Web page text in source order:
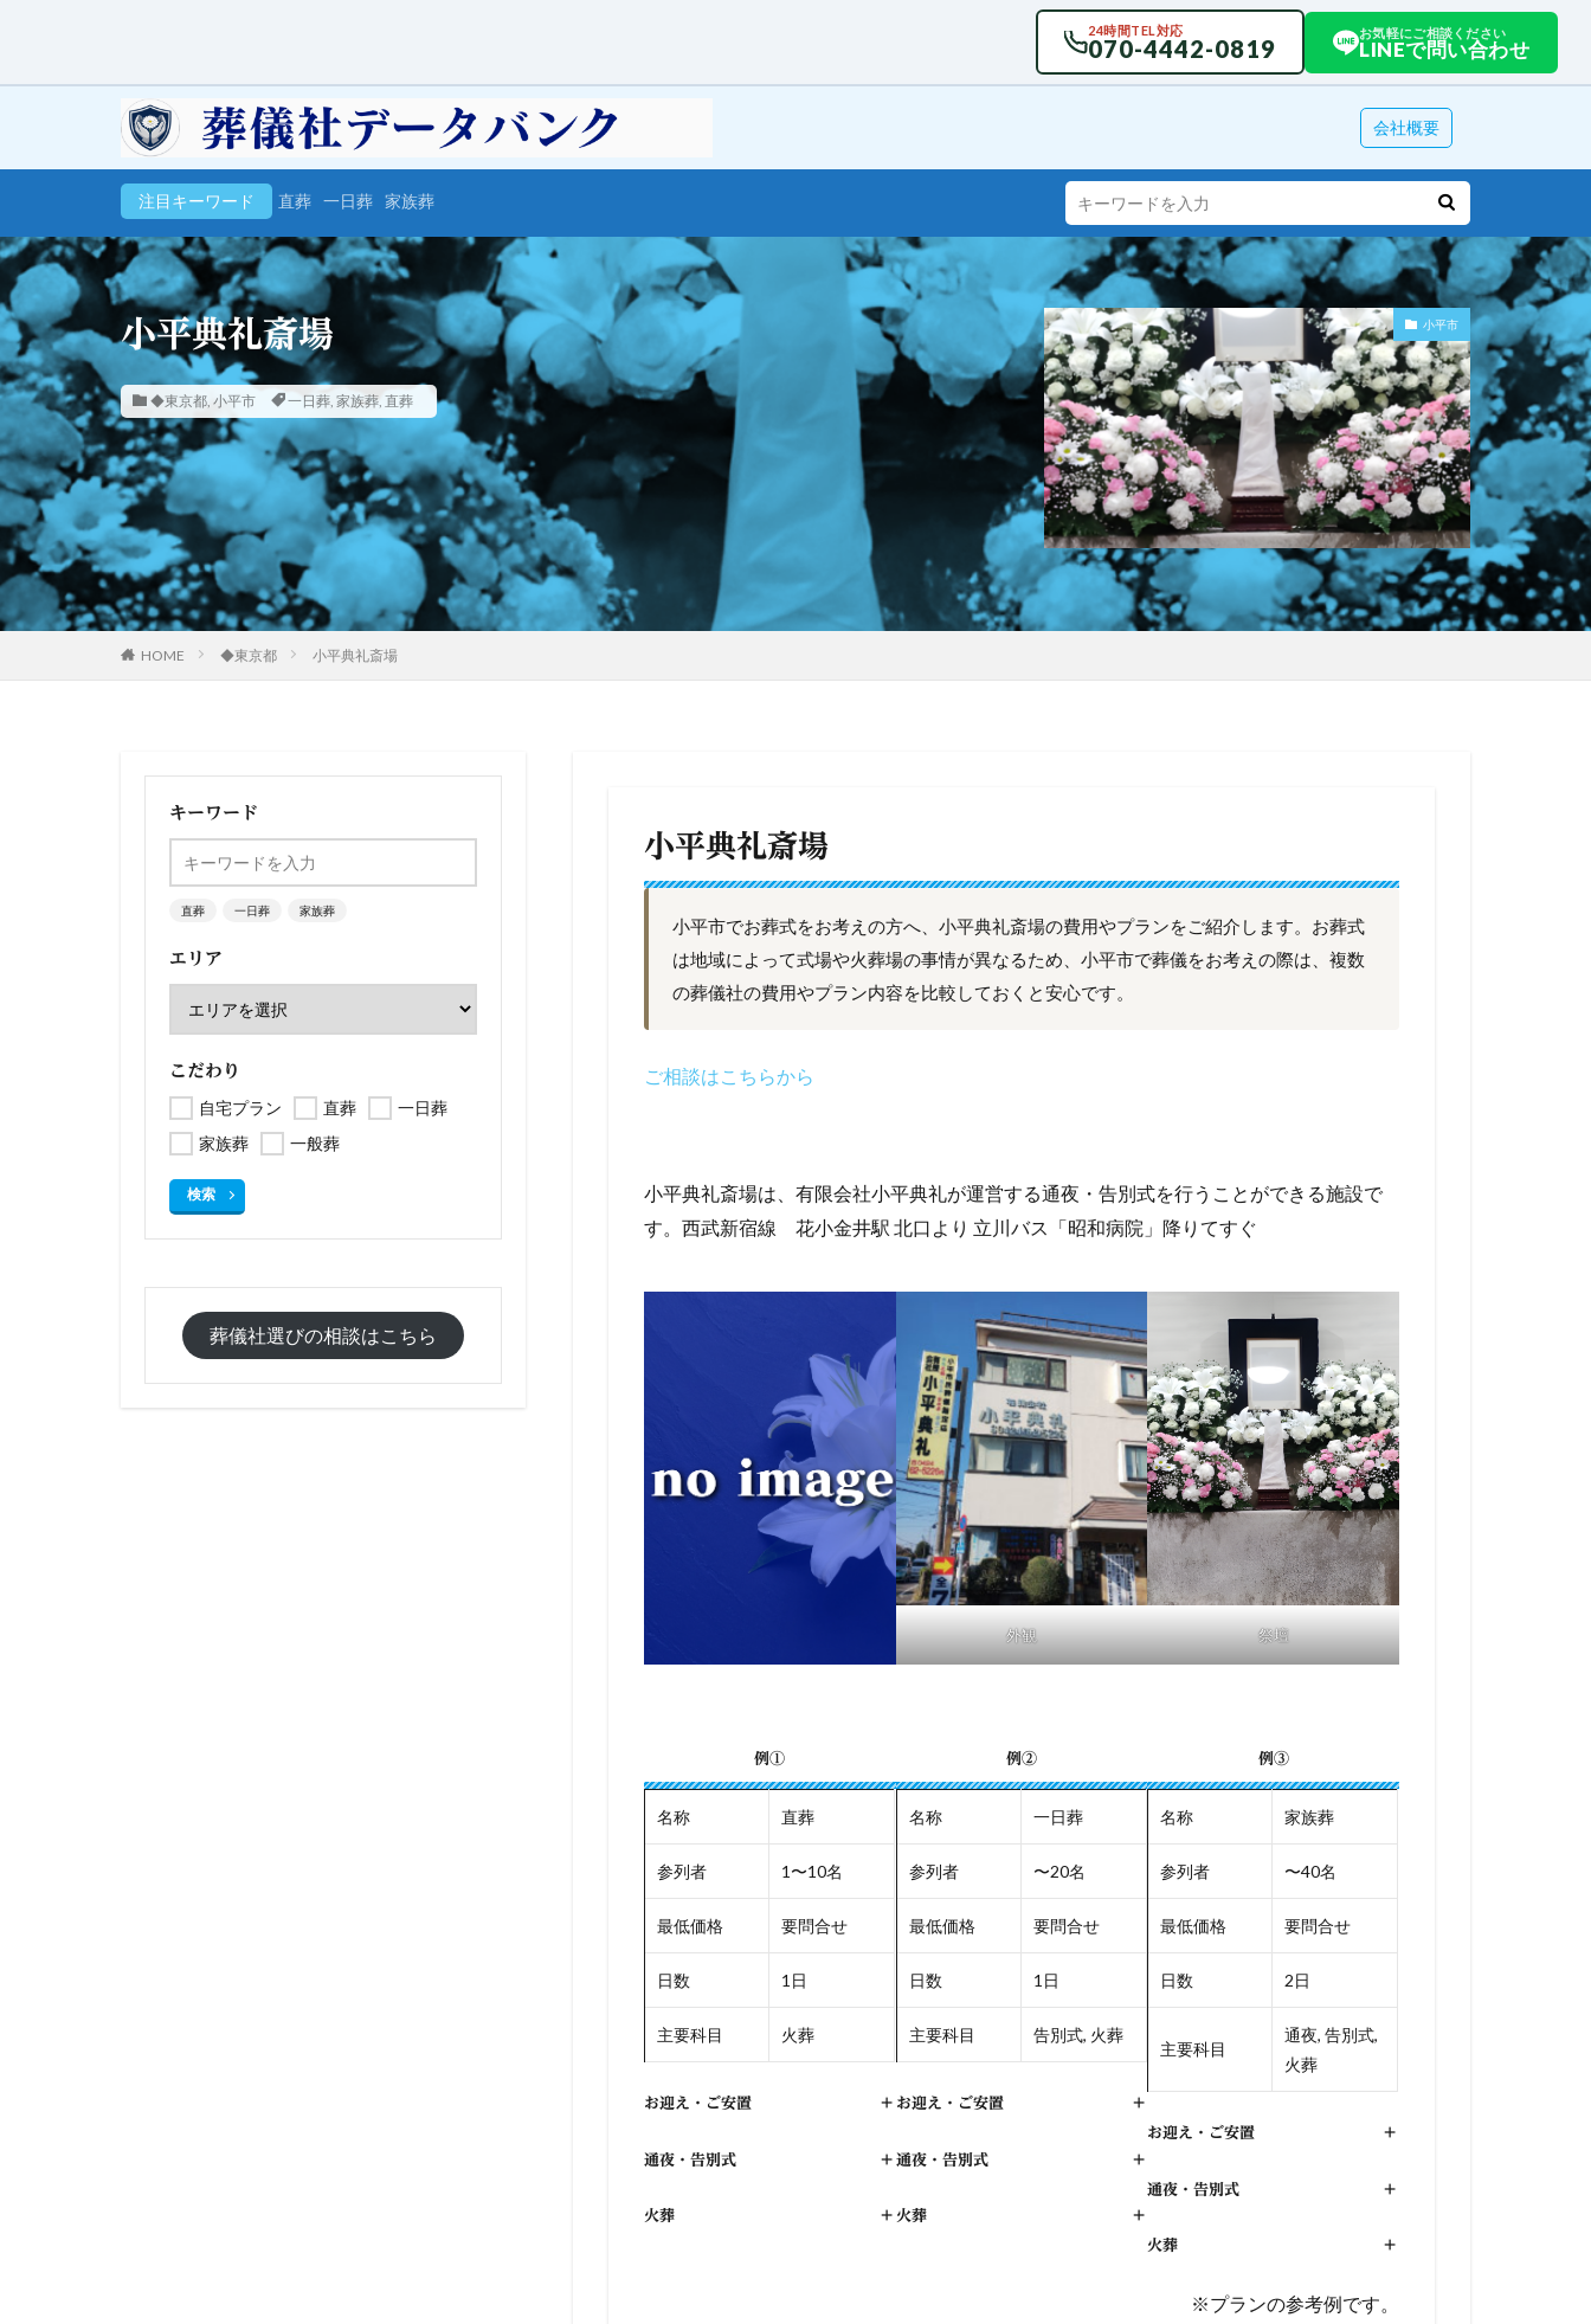
24時間TEL対応
070-4442-0819
お気軽にご相談ください
LINEで問い合わせ
会社概要
注目キーワード 直葬 一日葬 家族葬
小平典礼斎場
◆東京都, 小平市 一日葬, 家族葬, 直葬
小平市
HOME ◆東京都 小平典礼斎場
小平典礼斎場
小平市でお葬式をお考えの方へ、小平典礼斎場の費用やプランをご紹介します。お葬式
は地域によって式場や火葬場の事情が異なるため、小平市で葬儀をお考えの際は、複数
の葬儀社の費用やプラン内容を比較しておくと安心です。
ご相談はこちらから
小平典礼斎場は、有限会社小平典礼が運営する通夜・告別式を行うことができる施設で
す。西武新宿線 花小金井駅 北口より 立川バス「昭和病院」降りてすぐ
外観 祭壇
例①
名称 直葬
参列者 1〜10名
最低価格 要問合せ
日数 1日
主要科目 火葬
お迎え・ご安置 +
通夜・告別式 +
火葬 +
例②
名称 一日葬
参列者 〜20名
最低価格 要問合せ
日数 1日
主要科目 告別式, 火葬
お迎え・ご安置 +
通夜・告別式 +
火葬 +
例③
名称 家族葬
参列者 〜40名
最低価格 要問合せ
日数 2日
主要科目
通夜, 告別式,
火葬
お迎え・ご安置 +
通夜・告別式 +
火葬 +
※プランの参考例です。
キーワード
直葬 一日葬 家族葬
エリア
こだわり
自宅プラン 直葬
一日葬
家族葬
一般葬
検索
葬儀社選びの相談はこちら